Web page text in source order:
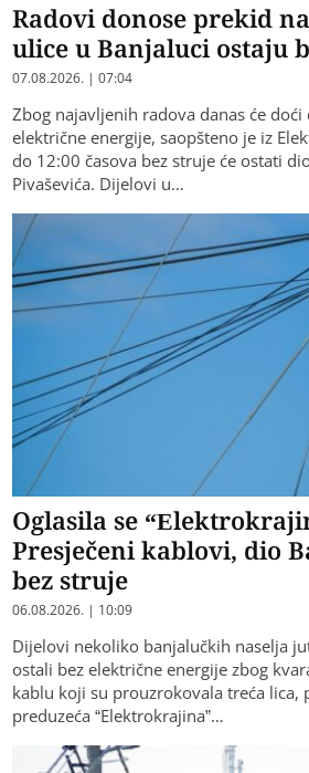
Radovi donose prekid
ulice u Banjaluci ostaju
07.08.2026. | 07:04
Zbog najavljenih radova danas će
električne energije, saopšteno je iz
do 12:00 časova bez struje će ostati
Pivaševića. Dijelovi u…
Oglasila se
Presječeni kablovi, dio
bez struje
06.08.2026. | 10:09
Dijelovi nekoliko banjalučkih naselja
ostali bez električne energije zbog
kablu koji su prouzrokovala treća lica,
preduzeća “Elektrokrajina”…